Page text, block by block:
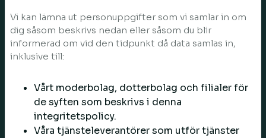
Vi kan lämna ut personuppgifter som vi samlar in om
dig såsom beskrivs nedan eller såsom du blir
informerad om vid den tidpunkt då data samlas in,
inklusive till:
Vårt moderbolag, dotterbolag och filialer för
de syften som beskrivs i denna
integritetspolicy.
Våra tjänsteleverantörer som utför tjänster